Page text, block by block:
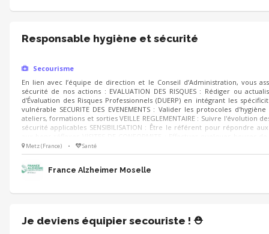
Responsable hygiène et sécurité
Secourisme
En lien avec l’équipe de direction et le Conseil d’Administration, vous
sécurité de nos actions : EVALUATION DES RISQUES : Rédiger ou
d'Évaluation des Risques Professionnels (DUERP) en intégrant les
vulnérable SECURITE DES EVENEMENTS : Valider les protocoles
ateliers, formations et sorties VEILLE REGLEMENTAIRE : Suivre l'évolution
sécurité applicables SENSIBILISATION : Être le référent pour répondre
nous auditer
Metz (France) • Santé
France Alzheimer Moselle
Je deviens équipier secouriste ! ⛑️